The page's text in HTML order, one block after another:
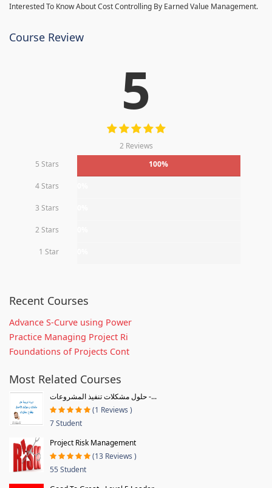
Interested To Know About Cost Controlling By Earned Value Management.
Course Review
5
2 Reviews
5 Stars
100%
4 Stars
3 Stars
2 Stars
1 Star
Recent Courses
Advance S-Curve using Power
Practice Managing Project Ri
Foundations of Projects Cont
Most Related Courses
حلول مشكلات تنفيذ المشروعات -...
(1 Reviews )
7 Student
Project Risk Management
(13 Reviews )
55 Student